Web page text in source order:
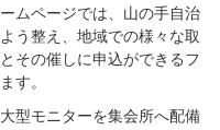
ムページでは、山の手自治
う整え、地域での様々な取
その催しに申込ができるフ
す。
型モニターを集会所へ配備